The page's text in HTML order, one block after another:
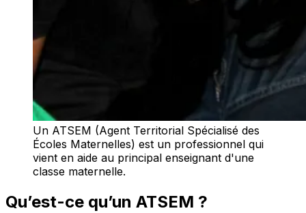
Un ATSEM (Agent Territorial Spécialisé des
Écoles Maternelles) est un professionnel qui
vient en aide au principal enseignant d'une
classe maternelle.
Qu’est-ce qu’un ATSEM ?